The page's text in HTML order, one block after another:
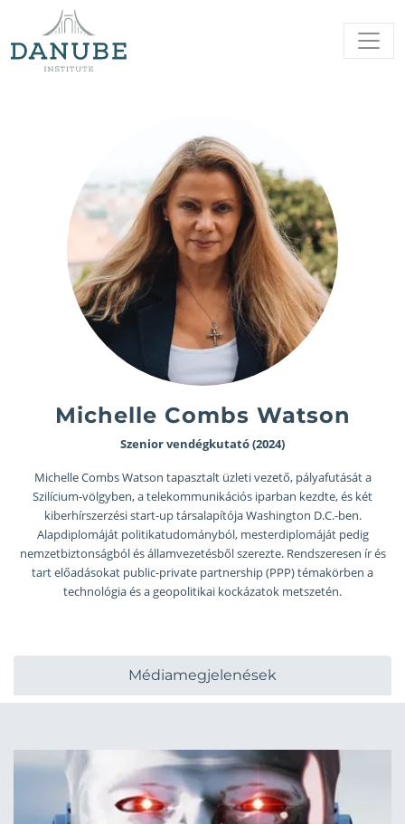
Michelle Combs Watson
Szenior vendégkutató (2024)
Michelle Combs Watson tapasztalt üzleti vezető, pályafutását a
Szilícium-völgyben, a telekommunikációs iparban kezdte, és két
kiberhírszerzési start-up társalapítója Washington D.C.-ben.
Alapdiplomáját politikatudományból, mesterdiplomáját pedig
nemzetbiztonságból és államvezetésből szerezte. Rendszeresen ír és
tart előadásokat public-private partnership (PPP) témakörben a
technológia és a geopolitikai kockázatok metszetén.
Médiamegjelenések